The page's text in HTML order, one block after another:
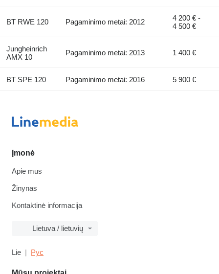
BT RWE 120 Pagaminimo metai: 2012
4 200 € -
4 500 €
Jungheinrich
AMX 10
Pagaminimo metai: 2013 1 400 €
BT SPE 120 Pagaminimo metai: 2016 5 900 €
Įmonė
Apie mus
Žinynas
Kontaktinė informacija
Lietuva / lietuvių
Lie Рус